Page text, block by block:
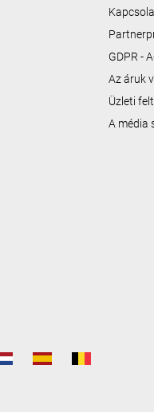
GDPR -
Az áruk
Üzleti
A média